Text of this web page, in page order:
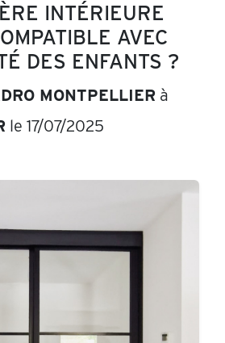
INTÉRIEURE
AVEC
DES ENFANTS ?
MONTPELLIER à
le 17/07/2025